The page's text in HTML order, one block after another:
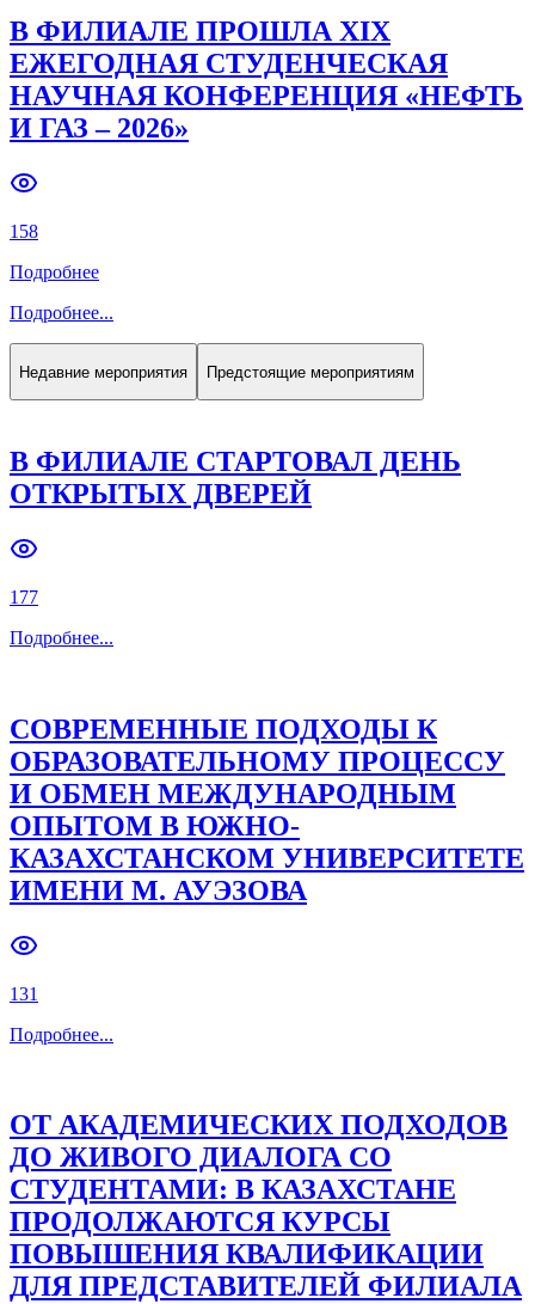
В ФИЛИАЛЕ ПРОШЛА XIX
ЕЖЕГОДНАЯ СТУДЕНЧЕСКАЯ
НАУЧНАЯ КОНФЕРЕНЦИЯ «НЕФТЬ
И ГАЗ – 2026»
158
Подробнее
Подробнее...
Недавние мероприятия Предстоящие мероприятиям
В ФИЛИАЛЕ СТАРТОВАЛ ДЕНЬ
ОТКРЫТЫХ ДВЕРЕЙ
177
Подробнее...
СОВРЕМЕННЫЕ ПОДХОДЫ К
ОБРАЗОВАТЕЛЬНОМУ ПРОЦЕССУ
И ОБМЕН МЕЖДУНАРОДНЫМ
ОПЫТОМ В ЮЖНО-
КАЗАХСТАНСКОМ УНИВЕРСИТЕТЕ
ИМЕНИ М. АУЭЗОВА
131
Подробнее...
ОТ АКАДЕМИЧЕСКИХ ПОДХОДОВ
ДО ЖИВОГО ДИАЛОГА СО
СТУДЕНТАМИ: В КАЗАХСТАНЕ
ПРОДОЛЖАЮТСЯ КУРСЫ
ПОВЫШЕНИЯ КВАЛИФИКАЦИИ
ДЛЯ ПРЕДСТАВИТЕЛЕЙ ФИЛИАЛА